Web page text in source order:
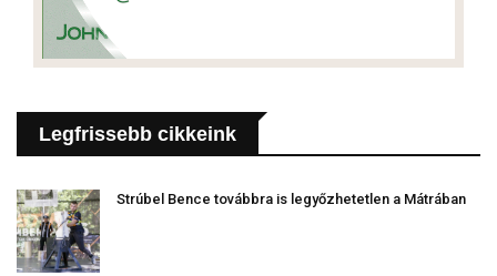
Legfrissebb cikkeink
Strúbel Bence továbbra is legyőzhetetlen a Mátrában